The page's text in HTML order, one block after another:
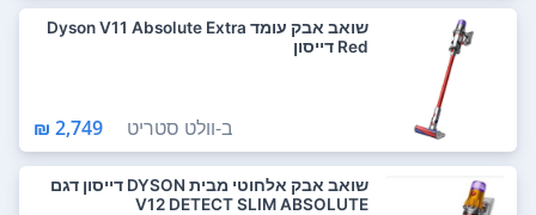
‏שואב אבק עומד Dyson V11 Absolute Extra
Red דייסון
ב-וולט סטריט 2,749 ₪
שואב אבק אלחוטי מבית DYSON דייסון דגם
V12 DETECT SLIM ABSOLUTE